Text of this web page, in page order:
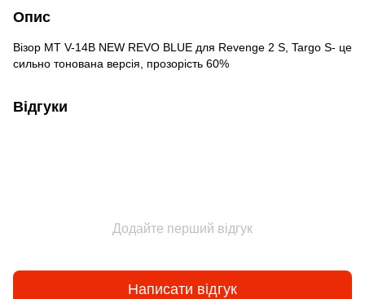
Опис
Візор MT V-14B NEW REVO BLUE для Revenge 2 S, Targo S- це
сильно тонована версія, прозорість 60%
Відгуки
Додайте перший відгук
Написати відгук